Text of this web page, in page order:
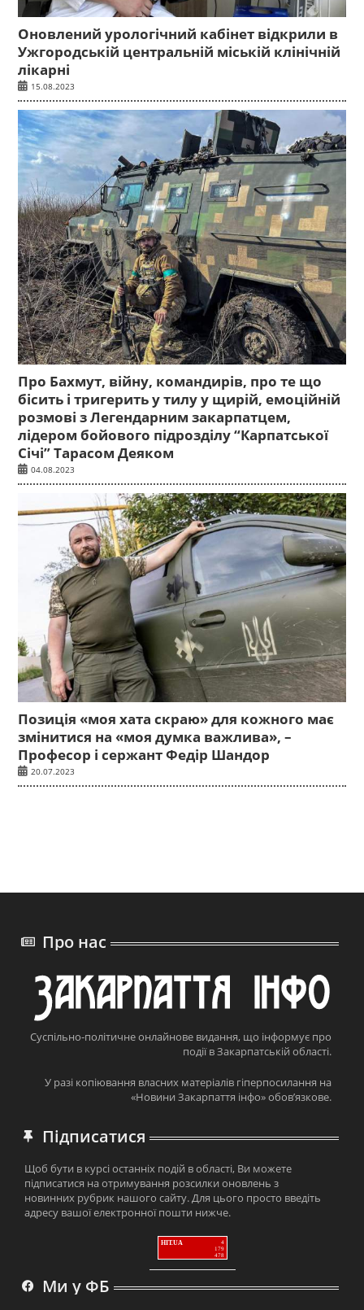
Оновлений урологічний кабінет відкрили в
Ужгородській центральній міській клінічній
лікарні
15.08.2023
Про Бахмут, війну, командирів, про те що
бісить і тригерить у тилу у щирій, емоційній
розмові з Легендарним закарпатцем,
лідером бойового підрозділу “Карпатської
Січі” Тарасом Деяком
04.08.2023
Позиція «моя хата скраю» для кожного має
змінитися на «моя думка важлива», –
Професор і сержант Федір Шандор
20.07.2023
Про нас
Суспільно-політичне онлайнове видання, що інформує про
події в Закарпатській області.
У разі копіювання власних матеріалів гіперпосилання на
«Новини Закарпаття інфо» обов’язкове.
Підписатися
Щоб бути в курсі останніх подій в області, Ви можете
підписатися на отримування розсилки оновлень з
новинних рубрик нашого сайту. Для цього просто введіть
адресу вашої електронної пошти нижче.
HIT.UA
4
179
478
Ми у ФБ